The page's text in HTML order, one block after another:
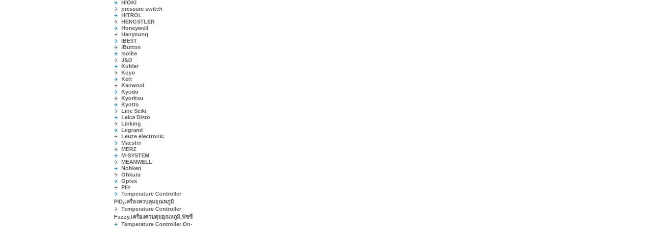
HIOKI
pressure switch
HITROL
HENGSTLER
Honeywell
Hanyoung
IBEST
iButton
Isolite
J&D
Kubler
Koyo
Kett
Kaowool
Kyodo
Kyoritsu
Kyotto
Line Seiki
Leica Disto
Linking
Legrand
Leuze electronic
Maester
MERZ
M-SYSTEM
MEANWELL
Nohken
Ohkura
Optex
Pilz
Temperature Controller
PID,เครื่องควบคุมอุณหภูมิ
Temperature Controller
Fuzzy,เครื่องควบคุมอุณหภูมิ,ฟัซซี่
Temperature Controller On-